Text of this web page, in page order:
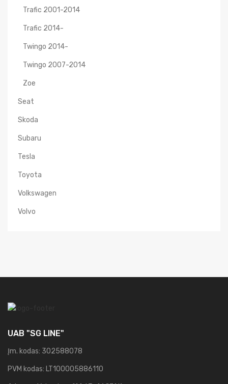
Trafic 2001-2014
Trafic 2014-
Twingo 2014-
Twingo 2007-2014
Zoe
Seat
Skoda
Subaru
Tesla
Toyota
Volkswagen
Volvo
UAB "SG LINE"
Įm. kodas: 302588078
PVM kodas: LT100005886110